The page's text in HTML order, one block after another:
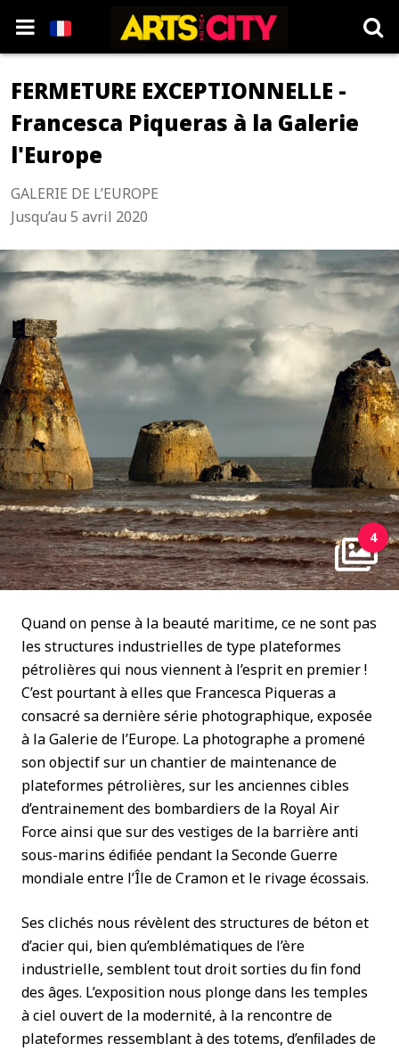
FERMETURE EXCEPTIONNELLE -
Francesca Piqueras à la Galerie
l'Europe
GALERIE DE L’EUROPE
Jusqu’au 5 avril 2020
4
Quand on pense à la beauté maritime, ce ne sont pas
les structures industrielles de type plateformes
pétrolières qui nous viennent à l’esprit en premier !
C’est pourtant à elles que Francesca Piqueras a
consacré sa dernière série photographique, exposée
à la Galerie de l’Europe. La photographe a promené
son objectif sur un chantier de maintenance de
plateformes pétrolières, sur les anciennes cibles
d’entrainement des bombardiers de la Royal Air
Force ainsi que sur des vestiges de la barrière anti
sous-marins édiﬁée pendant la Seconde Guerre
mondiale entre l’Île de Cramon et le rivage écossais.
Ses clichés nous révèlent des structures de béton et
d’acier qui, bien qu’emblématiques de l’ère
industrielle, semblent tout droit sorties du ﬁn fond
des âges. L’exposition nous plonge dans les temples
à ciel ouvert de la modernité, à la rencontre de
plateformes ressemblant à des totems, d’enﬁlades de